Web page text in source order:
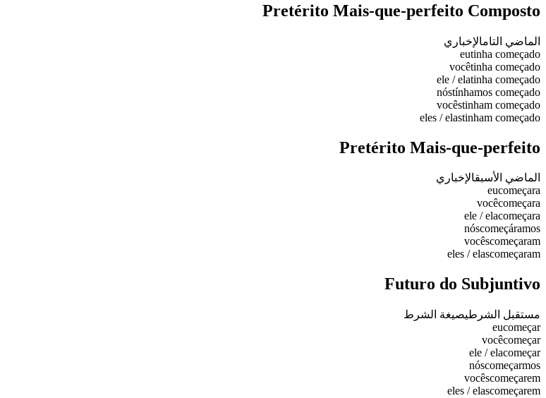
Pretérito Mais-que-perfeito Composto
الماضي التامالإخباري
eutinha começado
vocêtinha começado
ele / elatinha começado
nóstínhamos começado
vocêstinham começado
eles / elastinham começado
Pretérito Mais-que-perfeito
الماضي الأسبقالإخباري
eucomeçara
vocêcomeçara
ele / elacomeçara
nóscomeçáramos
vocêscomeçaram
eles / elascomeçaram
Futuro do Subjuntivo
مستقبل الشرطيصيغة الشرط
eucomeçar
vocêcomeçar
ele / elacomeçar
nóscomeçarmos
vocêscomeçarem
eles / elascomeçarem